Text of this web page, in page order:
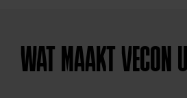
WAT MAAKT VECON